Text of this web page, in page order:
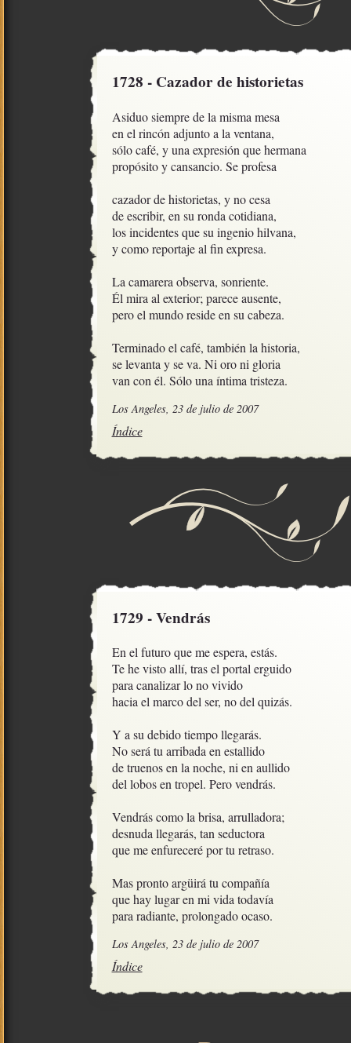
1728 - Cazador de historietas
Asiduo siempre de la misma mesa
en el rincón adjunto a la ventana,
sólo café, y una expresión que hermana
propósito y cansancio. Se profesa
cazador de historietas, y no cesa
de escribir, en su ronda cotidiana,
los incidentes que su ingenio hilvana,
y como reportaje al fin expresa.
La camarera observa, sonriente.
Él mira al exterior; parece ausente,
pero el mundo reside en su cabeza.
Terminado el café, también la historia,
se levanta y se va. Ni oro ni gloria
van con él. Sólo una íntima tristeza.
Los Angeles, 23 de julio de 2007
Índice
1729 - Vendrás
En el futuro que me espera, estás.
Te he visto allí, tras el portal erguido
para canalizar lo no vivido
hacia el marco del ser, no del quizás.
Y a su debido tiempo llegarás.
No será tu arribada en estallido
de truenos en la noche, ni en aullido
del lobos en tropel. Pero vendrás.
Vendrás como la brisa, arrulladora;
desnuda llegarás, tan seductora
que me enfureceré por tu retraso.
Mas pronto argüirá tu compañía
que hay lugar en mi vida todavía
para radiante, prolongado ocaso.
Los Angeles, 23 de julio de 2007
Índice